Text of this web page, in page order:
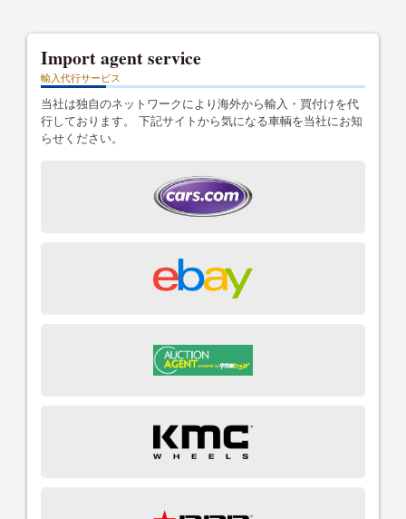
Import agent service
輸入代行サービス
当社は独自のネットワークにより海外から輸入・買付けを代
行しております。 下記サイトから気になる車輌を当社にお知
らせください。